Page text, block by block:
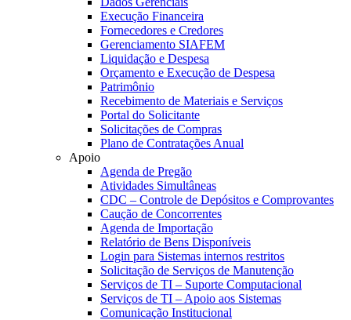
Execução Financeira
Fornecedores e Credores
Gerenciamento SIAFEM
Liquidação e Despesa
Orçamento e Execução de Despesa
Patrimônio
Recebimento de Materiais e Serviços
Portal do Solicitante
Solicitações de Compras
Plano de Contratações Anual
Apoio
Agenda de Pregão
Atividades Simultâneas
CDC – Controle de Depósitos e Comprovantes
Caução de Concorrentes
Agenda de Importação
Relatório de Bens Disponíveis
Login para Sistemas internos restritos
Solicitação de Serviços de Manutenção
Serviços de TI – Suporte Computacional
Serviços de TI – Apoio aos Sistemas
Comunicação Institucional